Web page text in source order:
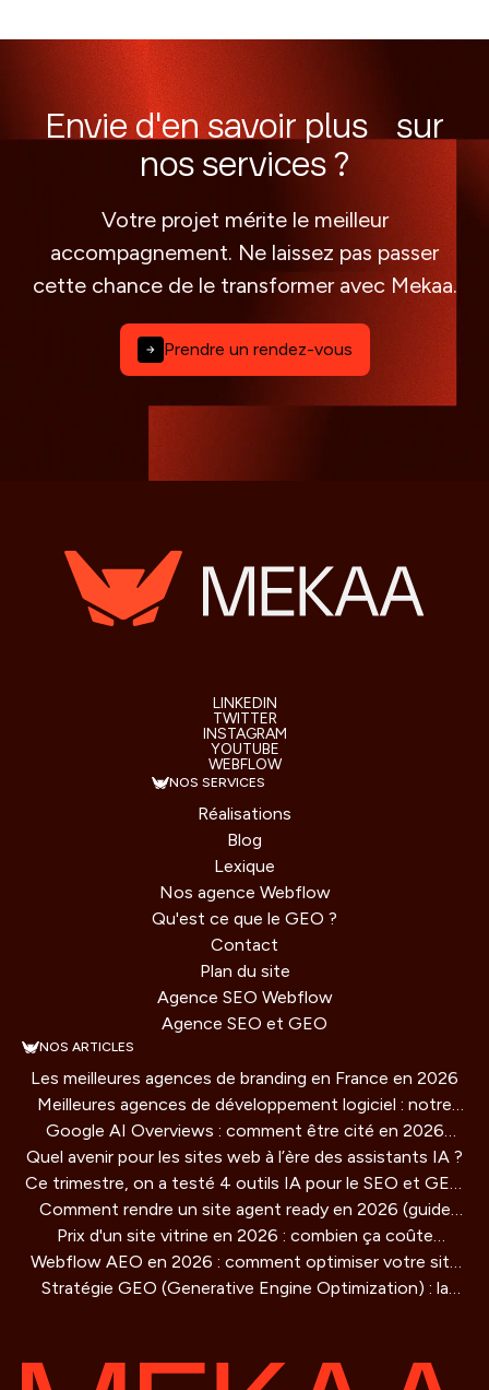
Envie d'en savoir plus sur
nos services ?
Votre projet mérite le meilleur
accompagnement. Ne laissez pas passer
cette chance de le transformer avec Mekaa.
Prendre un rendez-vous
LINKEDIN
TWITTER
INSTAGRAM
YOUTUBE
WEBFLOW
NOS SERVICES
Réalisations
Blog
Lexique
Nos agence Webflow
Qu'est ce que le GEO ?
Contact
Plan du site
Agence SEO Webflow
Agence SEO et GEO
NOS ARTICLES
Les meilleures agences de branding en France en 2026
Meilleures agences de développement logiciel : notre
comparatif 2026
Google AI Overviews : comment être cité en 2026
(guide concret)
Quel avenir pour les sites web à l’ère des assistants IA ?
Ce trimestre, on a testé 4 outils IA pour le SEO et GEO
: verdict honnête
Comment rendre un site agent ready en 2026 (guide
technique)
Prix d'un site vitrine en 2026 : combien ça coûte
vraiment ?
Webflow AEO en 2026 : comment optimiser votre site
pour être cité par les moteurs IA
Stratégie GEO (Generative Engine Optimization) : la